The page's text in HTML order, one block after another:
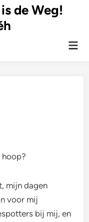
de Weg!
mijn dagen
voor mij
bij mij, en